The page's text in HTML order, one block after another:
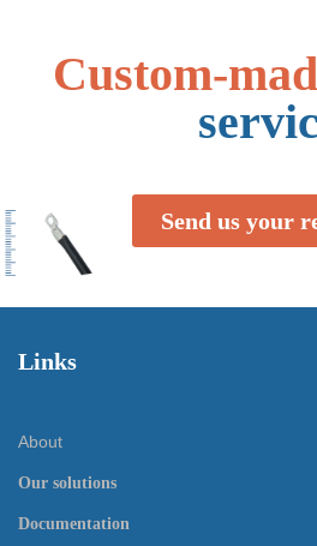
Custom-
Send us your
Links
About
Our solutions
Documentation